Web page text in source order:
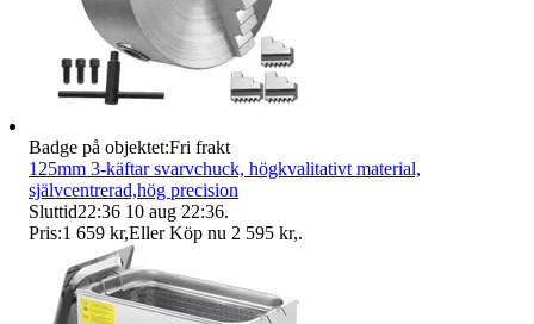
Badge på objektet:Fri frakt
125mm 3-käftar svarvchuck, högkvalitativt material,
självcentrerad,hög precision
Sluttid22:36 10 aug 22:36.
Pris:1 659 kr,Eller Köp nu 2 595 kr,.